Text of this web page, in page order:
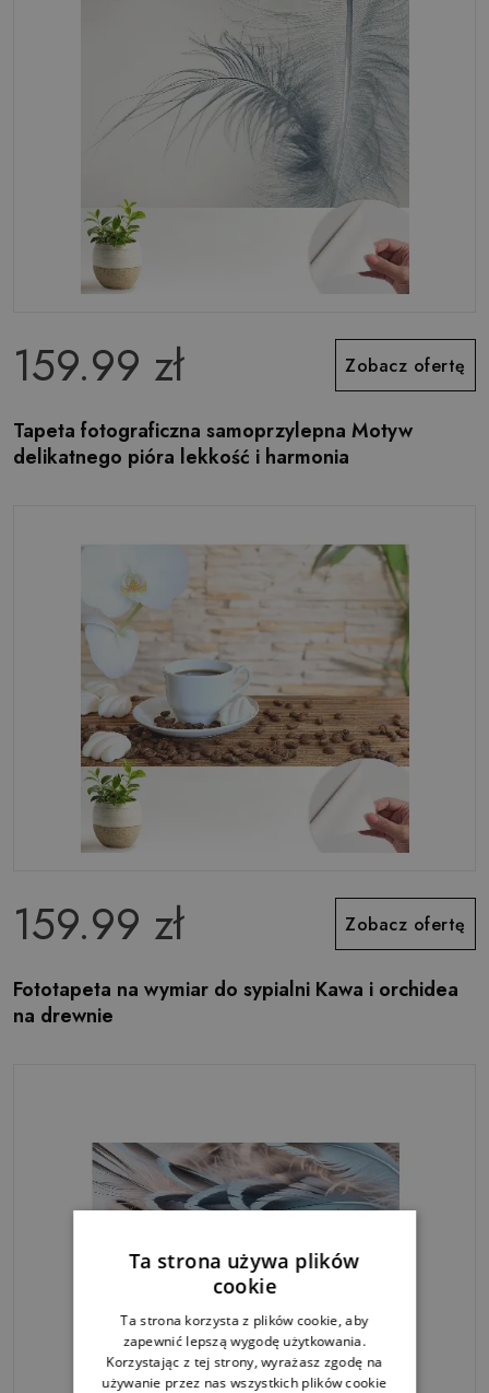
159.99 zł Zobacz ofertę
Tapeta fotograficzna samoprzylepna Motyw
delikatnego pióra lekkość i harmonia
159.99 zł Zobacz ofertę
Fototapeta na wymiar do sypialni Kawa i orchidea
na drewnie
Ta strona używa plików
cookie
Ta strona korzysta z plików cookie, aby
zapewnić lepszą wygodę użytkowania.
Korzystając z tej strony, wyrażasz zgodę na
używanie przez nas wszystkich plików cookie